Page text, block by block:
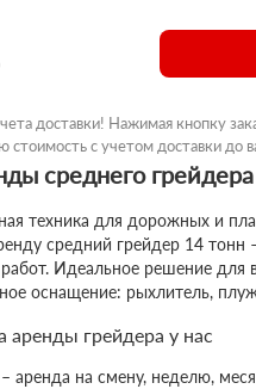
доставки! Нажимая кнопку
стоимость с учетом доставки до
среднего
техника для дорожных и
средний грейдер 14
Идеальное решение для
оснащение: рыхлитель,
аренды грейдера у нас
– аренда на смену, неделю,